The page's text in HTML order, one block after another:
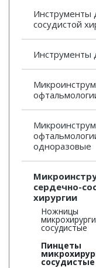
Инструменты
сосудистой
Инструменты
одноразовые
сердечно-
хирургии
Ножницы
сосудистые
Пинцеты
сосудистые